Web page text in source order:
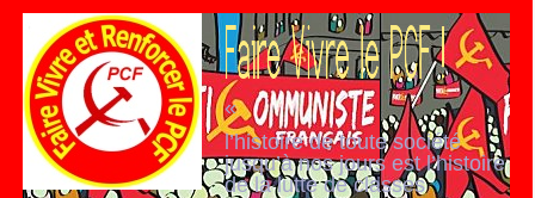
«
l’histoire de toute société
jusqu’à nos jours est l’histoire
de la lutte de classes